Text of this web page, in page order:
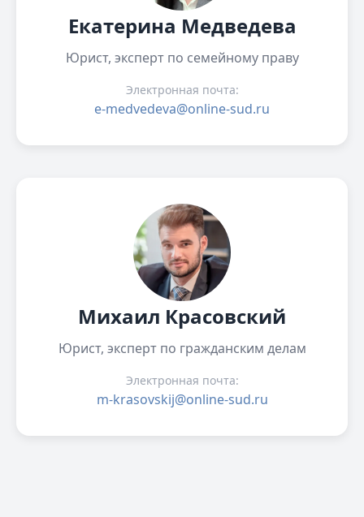
Екатерина Медведева
Юрист, эксперт по семейному праву
Электронная почта:
e-medvedeva@online-sud.ru
Михаил Красовский
Юрист, эксперт по гражданским делам
Электронная почта:
m-krasovskij@online-sud.ru